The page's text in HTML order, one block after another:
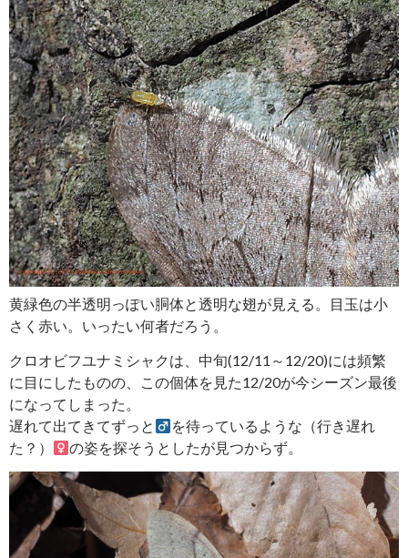
黄緑色の半透明っぽい胴体と透明な翅が見える。目玉は小
さく赤い。いったい何者だろう。
クロオビフユナミシャクは、中旬(12/11～12/20)には頻繁
に目にしたものの、この個体を見た12/20が今シーズン最後
になってしまった。
遅れて出てきてずっと
を待っているような（行き遅れ
た？）
の姿を探そうとしたが見つからず。